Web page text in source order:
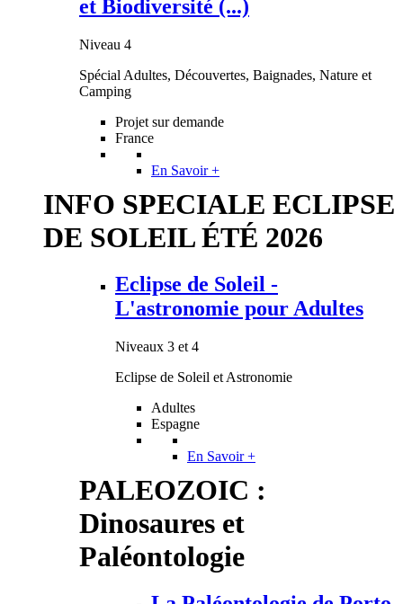
et Biodiversité (...)
Niveau 4
Spécial Adultes, Découvertes, Baignades, Nature et
Camping
Projet sur demande
France
En Savoir +
INFO SPECIALE ECLIPSE
DE SOLEIL ÉTÉ 2026
Eclipse de Soleil -
L'astronomie pour Adultes
Niveaux 3 et 4
Eclipse de Soleil et Astronomie
Adultes
Espagne
En Savoir +
PALEOZOIC :
Dinosaures et
Paléontologie